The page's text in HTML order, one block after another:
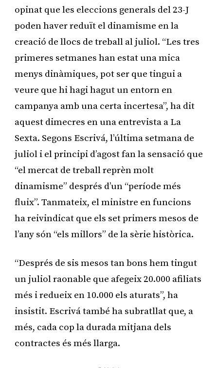
opinat que les eleccions generals del 23-J
poden haver reduït el dinamisme en la
creació de llocs de treball al juliol. “Les tres
primeres setmanes han estat una mica
menys dinàmiques, pot ser que tingui a
veure que hi hagi hagut un entorn en
campanya amb una certa incertesa”, ha dit
aquest dimecres en una entrevista a La
Sexta. Segons Escrivá, l’última setmana de
juliol i el principi d’agost fan la sensació que
“el mercat de treball reprèn molt
dinamisme” després d’un “període més
fluix”. Tanmateix, el ministre en funcions
ha reivindicat que els set primers mesos de
l’any són “els millors” de la sèrie històrica.
“Després de sis mesos tan bons hem tingut
un juliol raonable que afegeix 20.000 afiliats
més i redueix en 10.000 els aturats”, ha
insistit. Escrivá també ha subratllat que, a
més, cada cop la durada mitjana dels
contractes és més llarga.